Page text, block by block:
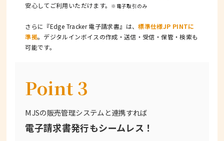
安心してご利用いただけます。
※電子取引のみ
さらに『Edge Tracker 電子請求書』は、標準仕様JP PINTに
準拠。デジタルインボイスの作成・送信・受信・保管・検索も
可能です。
Point 3
MJSの販売管理システムと連携すれば
電子請求書発行もシームレス！